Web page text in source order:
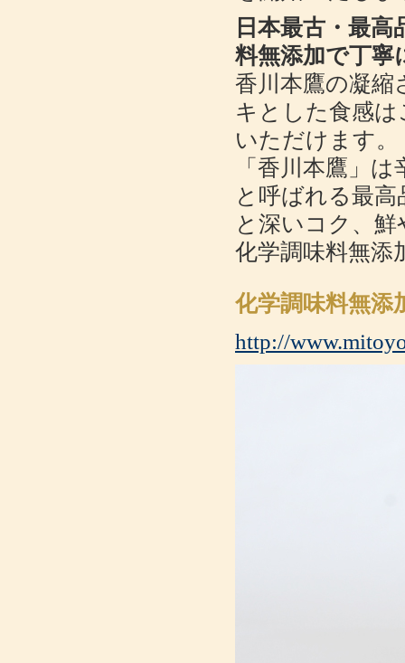
日本最古・最
料無添加で丁寧
香川本鷹の凝
キとした食感
いただけます。
「香川本鷹」
と呼ばれる最
と深いコク、
化学調味料無添
化学調味料無
http://